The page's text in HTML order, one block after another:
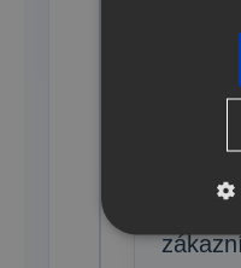
Další